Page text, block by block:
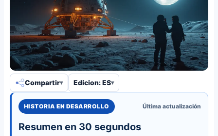
Compartir Edicion: ES
HISTORIA EN DESARROLLO Última actualización
Resumen en 30 segundos